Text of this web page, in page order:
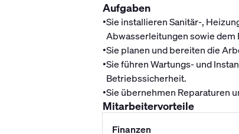
Aufgaben
•Sie installieren Sanitär-,
Abwasserleitungen sowie dem
•Sie planen und bereiten die
•Sie führen Wartungs- und
Betriebssicherheit.
•Sie übernehmen Reparaturen
Mitarbeitervorteile
Finanzen